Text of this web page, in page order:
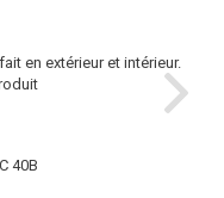
en extérieur et intérieur.
40B